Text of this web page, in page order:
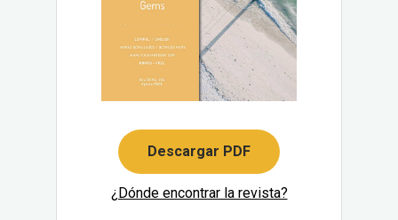
Descargar PDF
¿Dónde encontrar la revista?